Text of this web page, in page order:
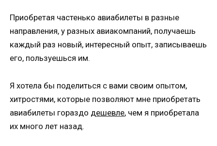
Приобретая частенько авиабилеты в разные
направления, у разных авиакомпаний, получаешь
каждый раз новый, интересный опыт, записываешь
его, пользуешься им.
Я хотела бы поделиться с вами своим опытом,
хитростями, которые позволяют мне приобретать
авиабилеты гораздо дешевле, чем я приобретала
их много лет назад.